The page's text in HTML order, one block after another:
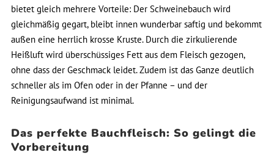
bietet gleich mehrere Vorteile: Der Schweinebauch wird
gleichmäßig gegart, bleibt innen wunderbar saftig und bekommt
außen eine herrlich krosse Kruste. Durch die zirkulierende
Heißluft wird überschüssiges Fett aus dem Fleisch gezogen,
ohne dass der Geschmack leidet. Zudem ist das Ganze deutlich
schneller als im Ofen oder in der Pfanne – und der
Reinigungsaufwand ist minimal.
Das perfekte Bauchfleisch: So gelingt die
Vorbereitung